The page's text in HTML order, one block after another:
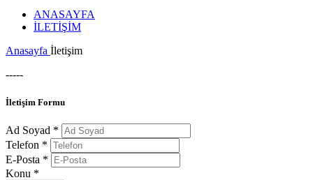
ANASAYFA
İLETİŞİM
Anasayfa İletişim
-----
İletişim Formu
Ad Soyad *
Telefon *
E-Posta *
Konu *